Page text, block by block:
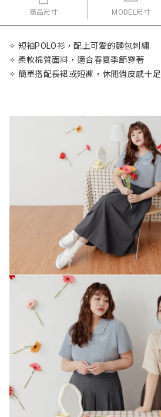
商品尺寸 MODEL尺寸
✧ 短袖POLO衫，配上可愛的麵包刺繡
✧ 柔軟棉質面料，適合春夏季節穿著
✧ 簡單搭配長裙或短褲，休閒俏皮感十足